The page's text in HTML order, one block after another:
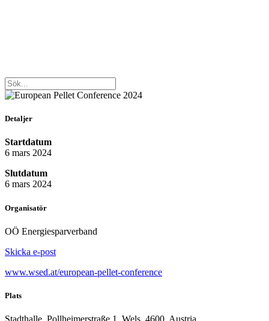
Detaljer
Startdatum
6 mars 2024
Slutdatum
6 mars 2024
Organisatör
OÖ Energiesparverband
Skicka e-post
www.wsed.at/european-pellet-conference
Plats
Stadthalle, Pollheimerstraße 1, Wels, 4600, Austria